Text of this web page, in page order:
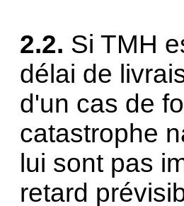
2.2. Si TMH
délai de
d'un cas de
catastrophe
lui sont pas
retard